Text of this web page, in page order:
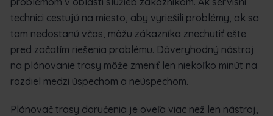
technici cestujú na miesto, aby vyriešili problémy, ak sa
tam nedostanú včas, môžu zákazníka znechutiť ešte
pred začatím riešenia problému. Dôveryhodný nástroj
na plánovanie trasy môže zmeniť len niekoľko minút na
rozdiel medzi úspechom a neúspechom.
Plánovač trasy doručenia je oveľa viac než len nástroj,